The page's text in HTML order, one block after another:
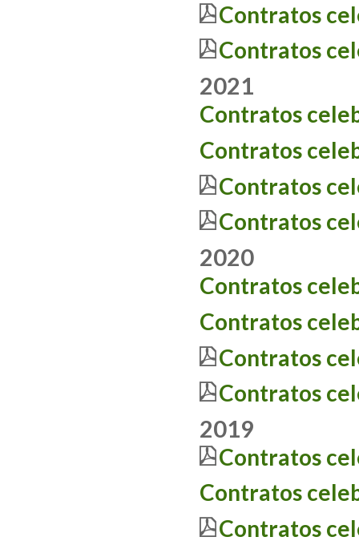
Contratos
Contratos
2021
Contratos
Contratos
Contratos
Contratos
2020
Contratos
Contratos
Contratos
Contratos
2019
Contratos
Contratos
Contratos